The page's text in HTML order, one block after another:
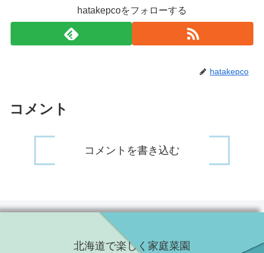
hatakepcoをフォローする
hatakepco
コメント
コメントを書き込む
北海道で楽しく家庭菜園